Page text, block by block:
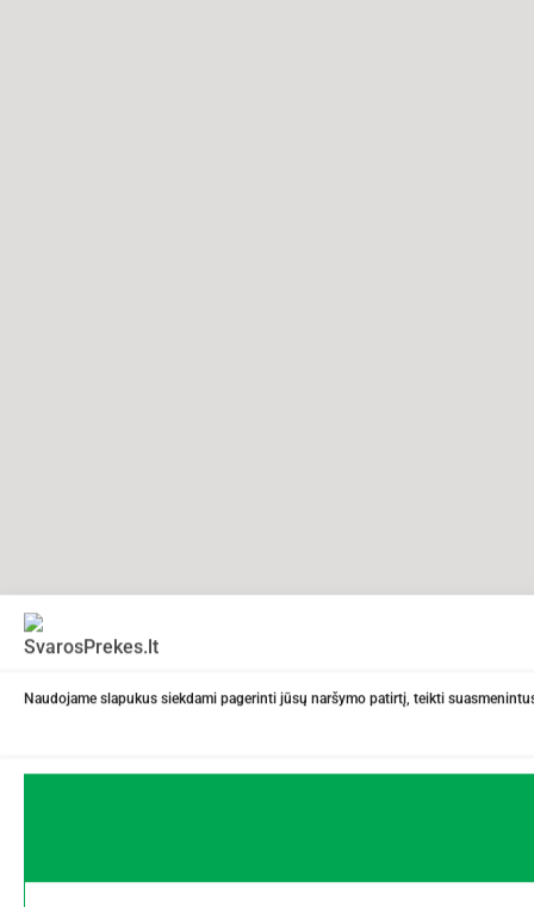
Naudojame slapukus siekdami pagerinti jūsų naršymo patirtį, teikti